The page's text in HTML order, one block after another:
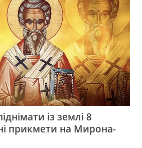
із землі 8
прикмети на Мирона-